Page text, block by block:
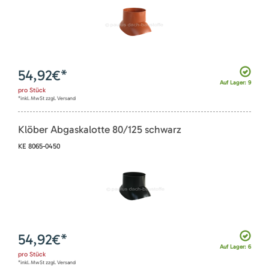
Auf Lager: 9
54,92€*
pro Stück
*inkl. MwSt zzgl. Versand
Klöber Abgaskalotte 80/125 schwarz
KE 8065-0450
Auf Lager: 6
54,92€*
pro Stück
*inkl. MwSt zzgl. Versand